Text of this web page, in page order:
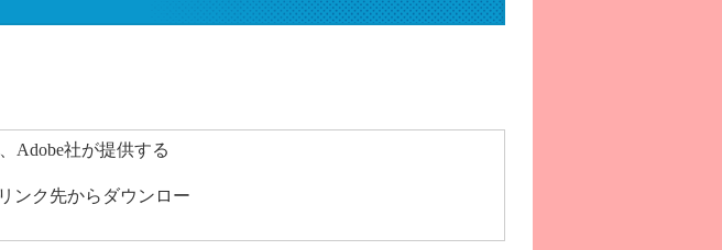
Adobe社が提供する
ンク先からダウンロー